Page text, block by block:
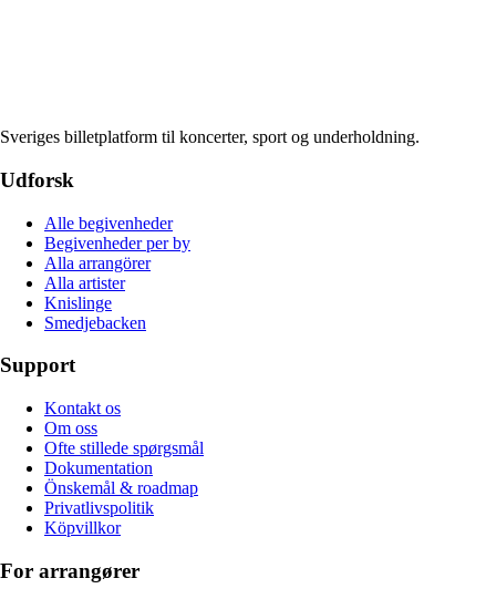
Sveriges billetplatform til koncerter, sport og underholdning.
Udforsk
Alle begivenheder
Begivenheder per by
Alla arrangörer
Alla artister
Knislinge
Smedjebacken
Support
Kontakt os
Om oss
Ofte stillede spørgsmål
Dokumentation
Önskemål & roadmap
Privatlivspolitik
Köpvillkor
For arrangører